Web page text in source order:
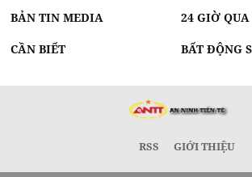
BẢN TIN MEDIA 24 GIỜ QUA
CẦN BIẾT BẤT ĐỘNG
RSS GIỚI THIỆU